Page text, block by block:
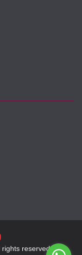
rights reserved.